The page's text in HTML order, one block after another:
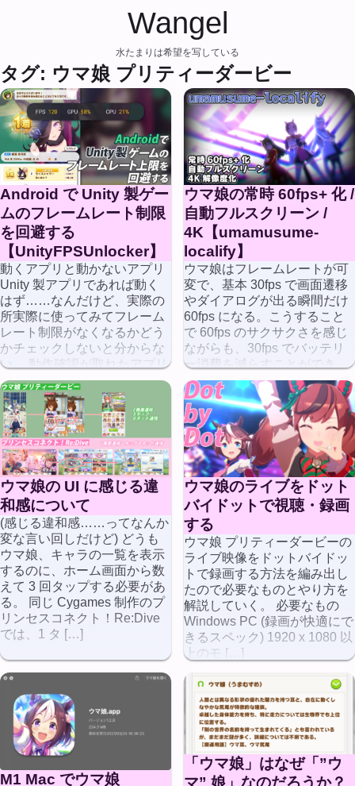
Wangel
水たまりは希望を写している
タグ: ウマ娘 プリティーダービー
Android で Unity 製ゲー
ムのフレームレート制限
を回避する
【UnityFPSUnlocker】
動くアプリと動かないアプリ
Unity 製アプリであれば動く
はず……なんだけど、実際の
所実際に使ってみてフレーム
レート制限がなくなるかどう
かチェックしないと分からな
い。 動作確認が取れたアプリ
ウマ娘 プリティーダービー
[…]
ウマ娘の常時 60fps+ 化 /
自動フルスクリーン /
4K【umamusume-
localify】
ウマ娘はフレームレートが可
変で、基本 30fps で画面遷移
やダイアログが出る瞬間だけ
60fps になる。こうすること
で 60fps のサクサクさを感じ
ながらも、30fps でバッテリ
ー消費を減らすことができ
る。 けど […]
ウマ娘の UI に感じる違
和感について
(感じる違和感……ってなんか
変な言い回しだけど) どうも
ウマ娘、キャラの一覧を表示
するのに、ホーム画面から数
えて 3 回タップする必要があ
る。 同じ Cygames 制作のプ
リンセスコネクト！Re:Dive
では、1 タ […]
ウマ娘のライブをドット
バイドットで視聴・録画
する
ウマ娘 プリティーダービーの
ライブ映像をドットバイドッ
トで録画する方法を編み出し
たので必要なものとやり方を
解説していく。 必要なもの
Windows PC (録画が快適にで
きるスペック) 1920 x 1080 以
上のモ […]
M1 Mac でウマ娘
「ウマ娘」はなぜ「”ウ
マ” 娘」なのだろうか？